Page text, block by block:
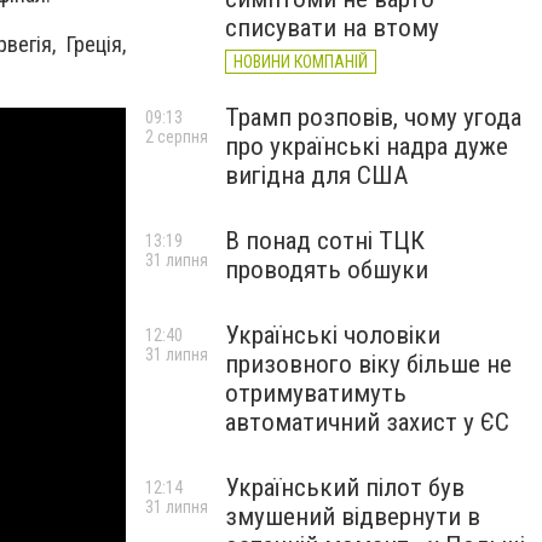
Греція,
списувати на втому
НОВИНИ КОМПАНІЙ
Трамп розповів, чому угода
про українські надра дуже
вигідна для США
09:13
2 серпня
В понад сотні ТЦК
проводять обшуки
13:19
31 липня
Українські чоловіки
призовного віку більше не
отримуватимуть
автоматичний захист у ЄС
12:40
31 липня
Український пілот був
змушений відвернути в
12:14
31 липня